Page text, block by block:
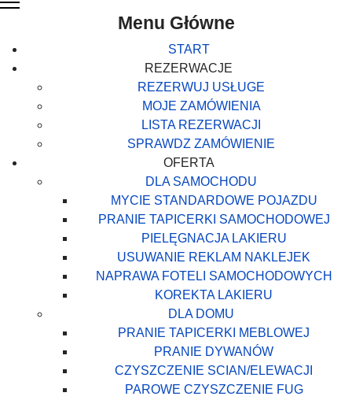
Menu Główne
START
REZERWACJE
REZERWUJ USŁUGE
MOJE ZAMÓWIENIA
LISTA REZERWACJI
SPRAWDZ ZAMÓWIENIE
OFERTA
DLA SAMOCHODU
MYCIE STANDARDOWE POJAZDU
PRANIE TAPICERKI SAMOCHODOWEJ
PIELĘGNACJA LAKIERU
USUWANIE REKLAM NAKLEJEK
NAPRAWA FOTELI SAMOCHODOWYCH
KOREKTA LAKIERU
DLA DOMU
PRANIE TAPICERKI MEBLOWEJ
PRANIE DYWANÓW
CZYSZCZENIE SCIAN/ELEWACJI
PAROWE CZYSZCZENIE FUG